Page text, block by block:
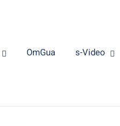
OmGua s-Video